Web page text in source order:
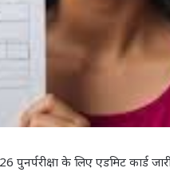
पुनर्परीक्षा के लिए एडमिट